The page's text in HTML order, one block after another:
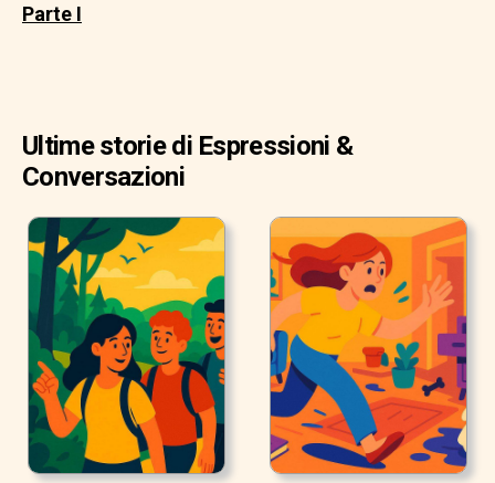
Parte I
Ultime storie di Espressioni &
Conversazioni